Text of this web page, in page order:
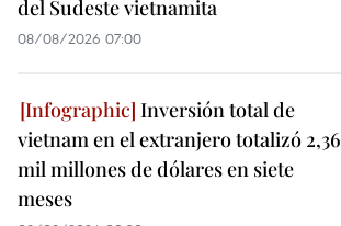
del Sudeste vietnamita
08/08/2026 07:00
Inversión total de
vietnam en el extranjero totalizó 2,36
mil millones de dólares en siete
meses